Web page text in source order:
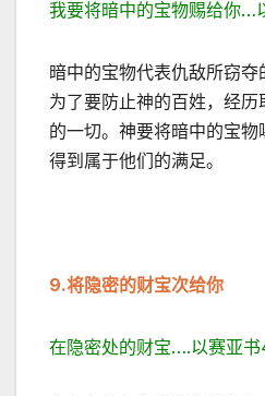
我要将暗中的宝物赐给你…
暗中的宝物代表仇敌所窃
为了要防止神的百姓，经
的一切。神要将暗中的宝
得到属于他们的满足。
9.将隐密的财宝次给你
在隐密处的财宝….以赛亚书